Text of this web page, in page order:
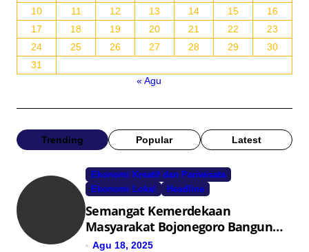
10
11 12 13 14 15
16
17
18 19 20 21 22
23
24
25 26 27 28 29
30
31
« Agu
Trending Popular Latest
Ekonomi Kreatif dan Pariwisata
Ekonomi Lokal
Headline
Semangat Kemerdekaan
Masyarakat Bojonegoro Bangun
Desa Mandiri Ekonomi
Agu 18, 2025